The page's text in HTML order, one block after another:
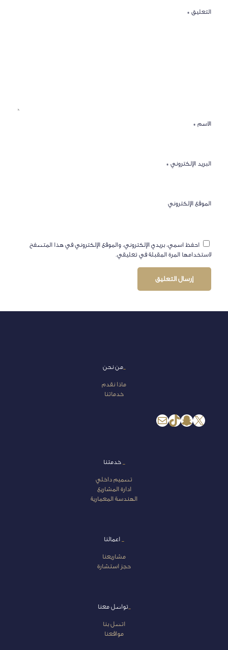
التعليق *
الاسم *
البريد الإلكتروني *
الموقع الإلكتروني
احفظ اسمي، بريدي الإلكتروني، والموقع الإلكتروني في هذا المتصفح
لاستخدامها المرة المقبلة في تعليقي.
_من نحن
ماذا نقدم
خدماتنا
إكس
سناب شاتتيك توكبريد
خدمتنا
تصميم داخلي
ادارة المشاريع
الهندسة المعمارية
اعمالنا
مشاريعنا
حجز استشارة
_تواصل معنا
اتصل بنا
مواقعنا